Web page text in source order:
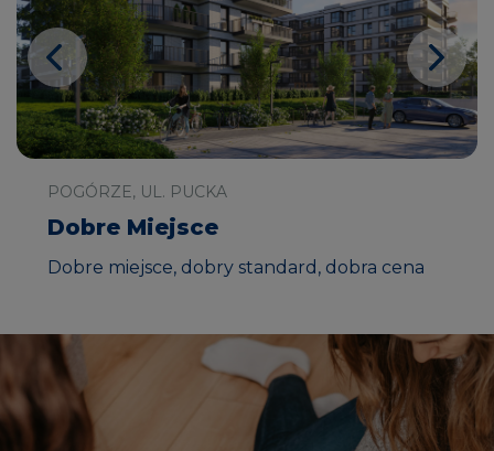
POGÓRZE, UL. PUCKA
Dobre Miejsce
Dobre miejsce, dobry standard, dobra cena